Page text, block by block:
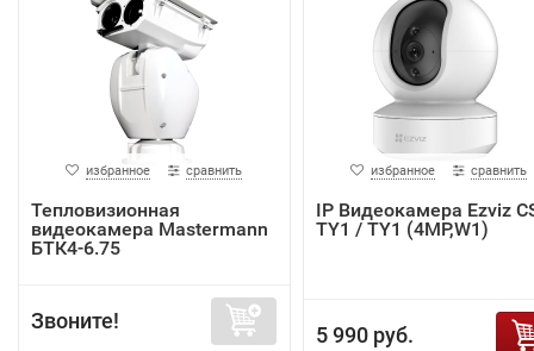
избранное сравнить
Тепловизионная
видеокамера Mastermann
БТК4-6.75
Звоните!
избранное сравнить
IP Видеокамера Ezviz
TY1 / TY1 (4MP,W1)
5 990 руб.